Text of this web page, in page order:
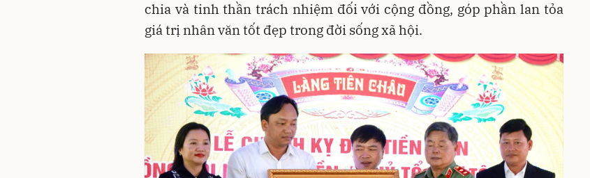
chia và tinh thần trách nhiệm đối với cộng đồng, góp phần lan tỏa
giá trị nhân văn tốt đẹp trong đời sống xã hội.